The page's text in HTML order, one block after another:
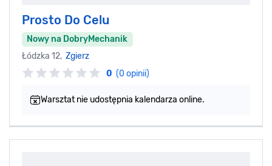
Prosto Do Celu
Nowy na DobryMechanik
Łódzka 12, Zgierz
0 (0 opinii)
Warsztat nie udostępnia kalendarza online.